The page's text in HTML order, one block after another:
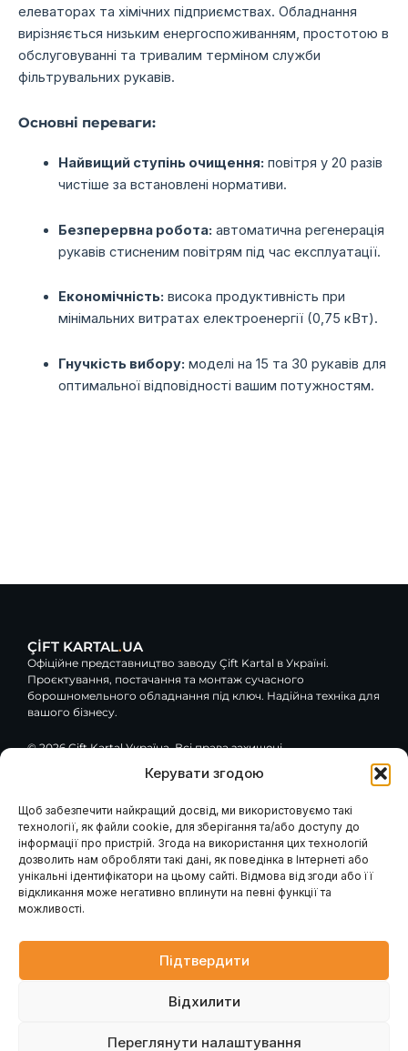
Керувати згодою
Щоб забезпечити найкращий досвід, ми використовуємо такі
технології, як файли cookie, для зберігання та/або доступу до
інформації про пристрій. Згода на використання цих технологій
дозволить нам обробляти такі дані, як поведінка в Інтернеті або
унікальні ідентифікатори на цьому сайті. Відмова від згоди або її
відкликання може негативно вплинути на певні функції та
можливості.
Підтвердити
Відхилити
Переглянути налаштування
елеваторах та хімічних підприємствах. Обладнання
вирізняється низьким енергоспоживанням, простотою в
обслуговуванні та тривалим терміном служби
фільтрувальних рукавів.
Основні переваги:
Найвищий ступінь очищення: повітря у 20 разів
чистіше за встановлені нормативи.
Безперервна робота: автоматична регенерація
рукавів стисненим повітрям під час експлуатації.
Економічність: висока продуктивність при
мінімальних витратах електроенергії (0,75 кВт).
Гнучкість вибору: моделі на 15 та 30 рукавів для
оптимальної відповідності вашим потужностям.
ÇİFT KARTAL.UA
Офіційне представництво заводу Çift Kartal в Україні.
Проєктування, постачання та монтаж сучасного
борошномельного обладнання під ключ. Надійна техніка для
вашого бізнесу.
© 2026 Çift Kartal Україна. Всі права захищені.
c
e
b
o
o
k
-
f
u
t
u
b
e
o
g
l
e
Навігація
Каталог обладнання
Про компанію
Наші проєкти
Контакти
Головна
Клієнтам / Послуги
Гарантія та сервіс
Модернізація вашого
млина
Консультація інженера
Проєктування млинів
Контакти
вул. Петра Лубенського, 47, м. Лубни, Полтавська обл.,